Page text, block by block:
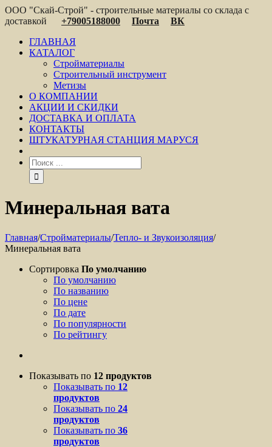
ООО "Скай-Строй" - строительные материалы со склада с
доставкой
+79005188000 Почта
ВК
ГЛАВНАЯ
КАТАЛОГ
Стройматериалы
Строительный инструмент
Метизы
О КОМПАНИИ
АКЦИИ И СКИДКИ
ДОСТАВКА И ОПЛАТА
КОНТАКТЫ
ШТУКАТУРНАЯ СТАНЦИЯ МАРУСЯ
Минеральная вата
Главная/Стройматериалы/Тепло- и Звукоизоляция/
Минеральная вата
Сортировка По умолчанию
По умолчанию
По названию
По цене
По дате
По популярности
По рейтингу
Показывать по 12 продуктов
Показывать по 12
продуктов
Показывать по 24
продуктов
Показывать по 36
продуктов